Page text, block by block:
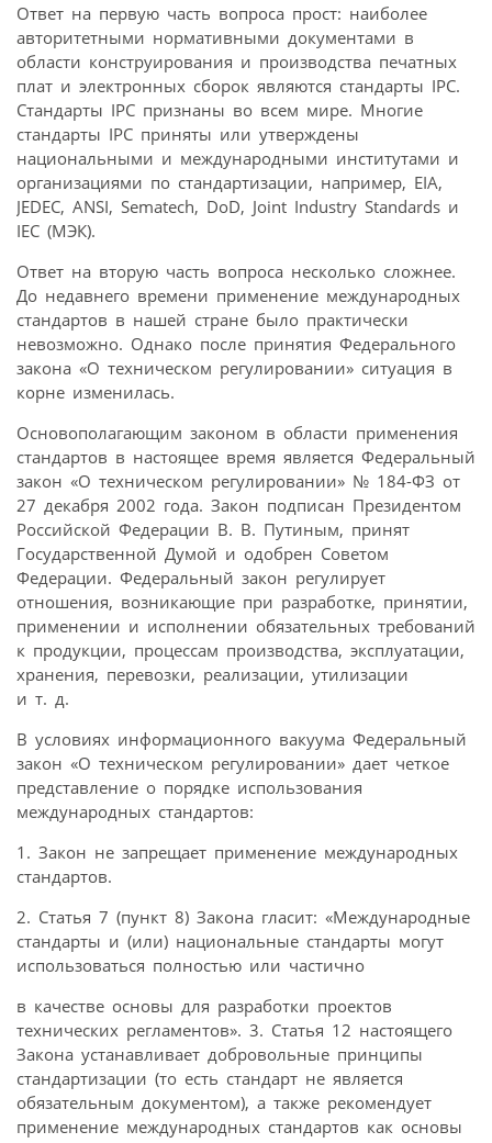
Ответ на первую часть вопроса прост: наиболее
авторитетными нормативными документами в
области конструирования и производства печатных
плат и электронных сборок являются стандарты IPC.
Стандарты IPC признаны во всем мире. Многие
стандарты IPC приняты или утверждены
национальными и международными институтами и
организациями по стандартизации, например, ΕΙΑ,
JEDEC, ANSI, Sematech, DoD, Joint Industry Standards и
IEC (МЭК).
Ответ на вторую часть вопроса несколько сложнее.
До недавнего времени применение международных
стандартов в нашей стране было практически
невозможно. Однако после принятия Федерального
закона «О техническом регулировании» ситуация в
корне изменилась.
Основополагающим законом в области применения
стандартов в настоящее время является Федеральный
закон «О техническом регулировании» № 184-ФЗ от
27 декабря 2002 года. Закон подписан Президентом
Российской Федерации В. В. Путиным, принят
Государственной Думой и одобрен Советом
Федерации. Федеральный закон регулирует
отношения, возникающие при разработке, принятии,
применении и исполнении обязательных требований
к продукции, процессам производства, эксплуатации,
хранения, перевозки, реализации, утилизации
и т. д.
В условиях информационного вакуума Федеральный
закон «О техническом регулировании» дает четкое
представление о порядке использования
международных стандартов:
1. Закон не запрещает применение международных
стандартов.
2. Статья 7 (пункт 8) Закона гласит: «Международные
стандарты и (или) национальные стандарты могут
использоваться полностью или частично
в качестве основы для разработки проектов
технических регламентов». 3. Статья 12 настоящего
Закона устанавливает добровольные принципы
стандартизации (то есть стандарт не является
обязательным документом), а также рекомендует
применение международных стандартов как основы